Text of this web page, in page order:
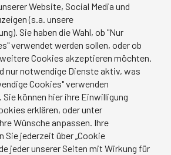
Website, Social Media und
(s.a. unsere
Sie haben die Wahl, ob "Nur
verwendet werden sollen, oder ob
Cookies akzeptieren möchten.
nur notwendige Dienste aktiv, was
Cookies" verwenden
können hier ihre Einwilligung
erklären, oder unter
Wünsche anpassen. Ihre
Sie jederzeit über „Cookie
jeder unserer Seiten mit Wirkung für